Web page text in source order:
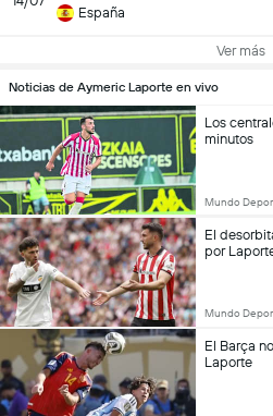
España
Ver más
Noticias de Aymeric Laporte en vivo
Los
minutos
Mundo
El
por
Mundo
El Barça
Laporte